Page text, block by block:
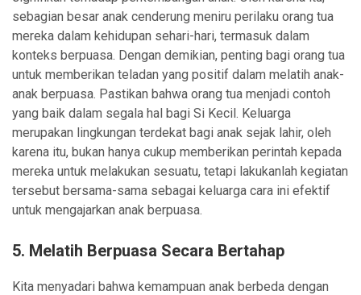
sebagian besar anak cenderung meniru perilaku orang tua
mereka dalam kehidupan sehari-hari, termasuk dalam
konteks berpuasa. Dengan demikian, penting bagi orang tua
untuk memberikan teladan yang positif dalam melatih anak-
anak berpuasa. Pastikan bahwa orang tua menjadi contoh
yang baik dalam segala hal bagi Si Kecil. Keluarga
merupakan lingkungan terdekat bagi anak sejak lahir, oleh
karena itu, bukan hanya cukup memberikan perintah kepada
mereka untuk melakukan sesuatu, tetapi lakukanlah kegiatan
tersebut bersama-sama sebagai keluarga cara ini efektif
untuk mengajarkan anak berpuasa.
5. Melatih Berpuasa Secara Bertahap
Kita menyadari bahwa kemampuan anak berbeda dengan